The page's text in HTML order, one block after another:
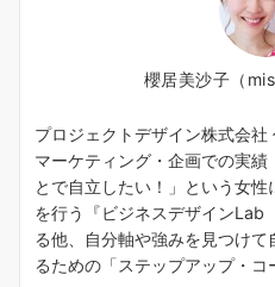
櫻居美沙子（
プロジェクトデザイン株式会
マーケティング・企画での実績
とで自立したい！」という女
を行う『ビジネスデザインLab
る他、自分軸や強みを見つけ
るための「ステップアップ・コ